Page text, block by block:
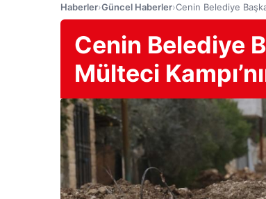
Haberler›Güncel Haberler›Cenin Belediye
Cenin Belediye
Mülteci